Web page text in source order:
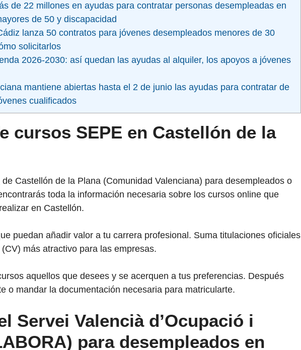
de 22 millones en ayudas para contratar personas desempleadas en
de 50 y discapacidad
lanza 50 contratos para jóvenes desempleados menores de 30
solicitarlos
2026-2030: así quedan las ayudas al alquiler, los apoyos a jóvenes
mantiene abiertas hasta el 2 de junio las ayudas para contratar de
cualificados
cursos SEPE en Castellón de la
de Castellón de la Plana (Comunidad Valenciana) para desempleados o
toda la información necesaria sobre los cursos online que
en Castellón.
puedan añadir valor a tu carrera profesional. Suma titulaciones oficiales
más atractivo para las empresas.
aquellos que desees y se acerquen a tus preferencias. Después
o mandar la documentación necesaria para matricularte.
Servei Valencià d’Ocupació i
para desempleados en